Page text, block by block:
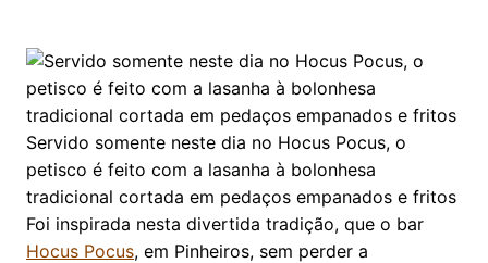
Servido somente neste dia no Hocus Pocus, o
petisco é feito com a lasanha à bolonhesa
tradicional cortada em pedaços empanados e fritos
Foi inspirada nesta divertida tradição, que o bar
Hocus Pocus, em Pinheiros, sem perder a